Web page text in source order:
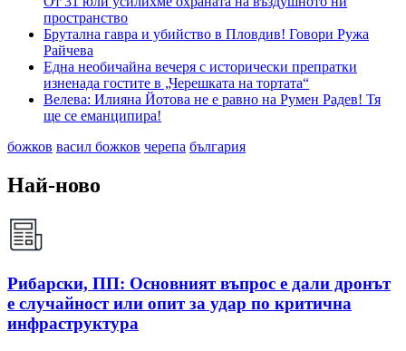
пространство
Брутална гавра и убийство в Пловдив! Говори Ружа
Райчева
Една необичайна вечеря с исторически препратки
изненада гостите в „Черешката на тортата“
Велева: Илияна Йотова не е равно на Румен Радев! Тя
ще се еманципира!
божков васил божков черепа българия
Най-ново
Рибарски, ПП: Основният въпрос е дали дронът
е случайност или опит за удар по критична
инфраструктура